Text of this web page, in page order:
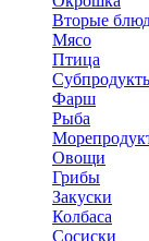
Вторые
Мясо
Птица
Фарш
Рыба
Овощи
Грибы
Закуски
Колбаса
Сосиски